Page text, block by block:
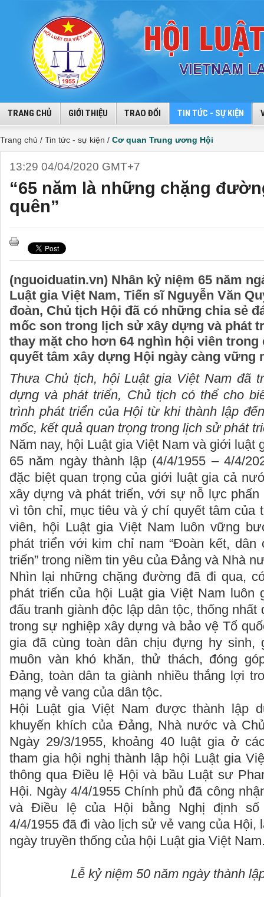
TRANG CHỦ GIỚI THIỆU TRAO ĐỔI TIN TỨC - SỰ KIỆN
Trang chủ / Tin tức - sự kiện / Cơ quan Trung ương Hội
13:29 04/04/2020 GMT+7
“65 năm là những chặng
quên”
(nguoiduatin.vn) Nhân kỷ niệm 65 năm
Luật gia Việt Nam, Tiến sĩ Nguyễn Văn
đoàn, Chủ tịch Hội đã có những chia sẻ
mốc son trong lịch sử xây dựng và phát
thay mặt cho hơn 64 nghìn hội viên
quyết tâm xây dựng Hội ngày càng vững
Thưa Chủ tịch, hội Luật gia Việt Nam đã
dựng và phát triển, Chủ tịch có thể cho
trình phát triển của Hội từ khi thành lập
mốc, kết quả quan trọng trong lịch sử phát
Năm nay, hội Luật gia Việt Nam và giới luật
65 năm ngày thành lập (4/4/1955 – 4/4/
đặc biệt quan trọng của giới luật gia cả
xây dựng và phát triển, với sự nỗ lực phấn
vì tôn chỉ, mục tiêu và ý chí quyết tâm của
viên, hội Luật gia Việt Nam luôn vững
phát triển với kim chỉ nam “Đoàn kết, dân
triển” trong niềm tin yêu của Đảng và Nhà
Nhìn lại những chặng đường đã đi qua,
phát triển của hội Luật gia Việt Nam luôn
đấu tranh giành độc lập dân tộc, thống
trong sự nghiệp xây dựng và bảo vệ Tổ
gia đã cùng toàn dân chịu đựng hy sinh,
muôn vàn khó khăn, thử thách, đóng
Đảng, toàn dân ta giành nhiều thắng lợi
mạng vẻ vang của dân tộc.
Hội Luật gia Việt Nam được thành lập
khuyến khích của Đảng, Nhà nước và
Ngày 29/3/1955, khoảng 40 luật gia ở
tham gia hội nghị thành lập hội Luật gia
thông qua Điều lệ Hội và bầu Luật sư
Hội. Ngày 4/4/1955 Chính phủ đã công
và Điều lệ của Hội bằng Nghị định số
4/4/1955 đã đi vào lịch sử vẻ vang của Hội,
ngày truyền thống của hội Luật gia Việt
Lễ kỷ niệm 50 năm ngày thành